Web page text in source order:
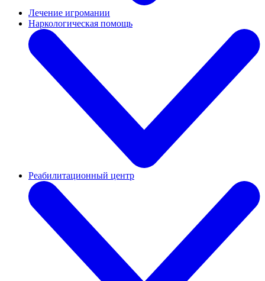
Лечение игромании
Наркологическая помощь
Реабилитационный центр